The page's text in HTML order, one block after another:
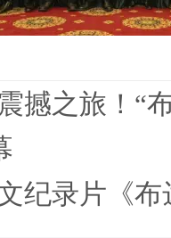
撼之旅！“
纪录片《